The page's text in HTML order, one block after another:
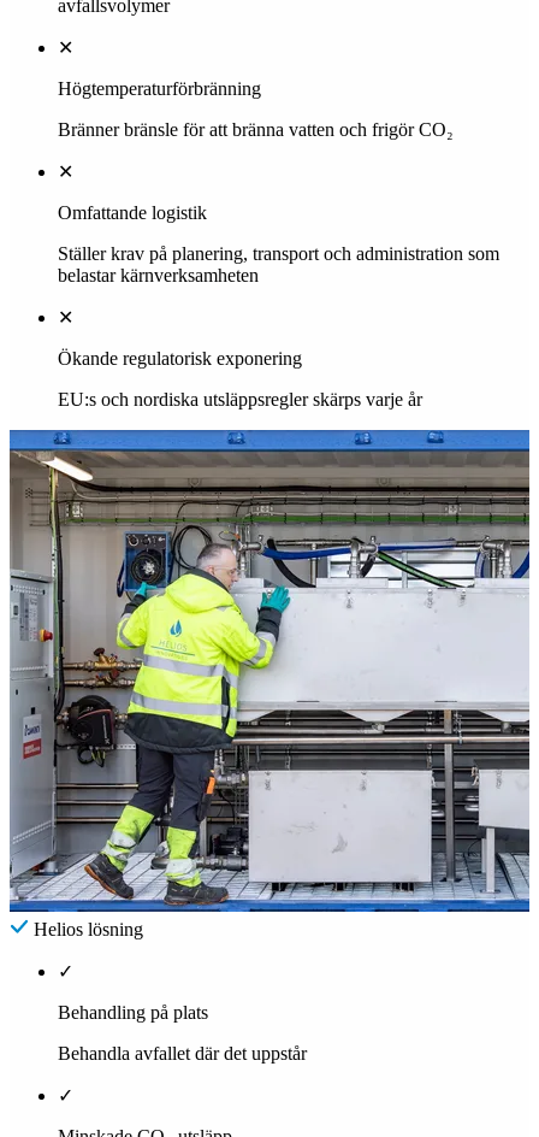
✓
Framtidssäkrad regelefterlevnad
I linje med EU:s industriutsläppsdirektiv, idag och imorgon
Helios minskar behovet av att bränna och transportera vatten i
onödan.
Bättre ekonomi. Lägre utsläpp.
Nyheter
Senaste nytt från Helios
Nya beräkningar granskade av IVL - upp till 75%
högtemperatursförbränning – nya beräkningar granskade av IVL